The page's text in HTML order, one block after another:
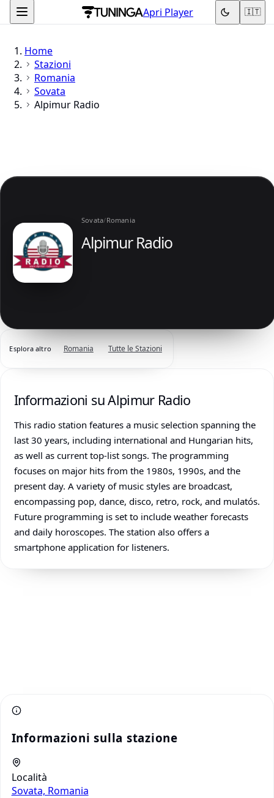
Apri Player 🇮🇹
Home
Stazioni
Romania
Sovata
Alpimur Radio
Sovata/Romania
Alpimur Radio
Esplora altro Romania Tutte le Stazioni
Informazioni su Alpimur Radio
This radio station features a music selection spanning the
last 30 years, including international and Hungarian hits,
as well as current top-list songs. The programming
focuses on major hits from the 1980s, 1990s, and the
present day. A variety of music styles are broadcast,
encompassing pop, dance, disco, retro, rock, and mulatós.
Future programming is set to include weather forecasts
and daily horoscopes. The station also offers a
smartphone application for listeners.
Informazioni sulla stazione
Località
Sovata, Romania